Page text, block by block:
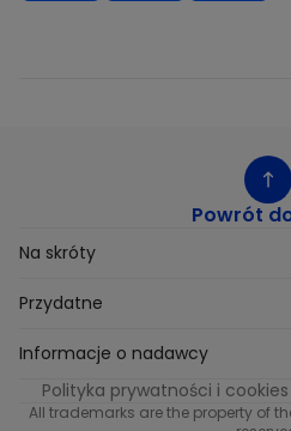
Powrót
Na skróty
Etyka
Supplier Diversity
Polityka podatkowa
Przydatne
Biuro Prasowe
Biuro Reklamy
Informacje o nadawcy
Informacje o nadawcy
Polityka prywatności i cookies
All trademarks are the property of